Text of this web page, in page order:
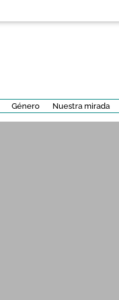
Género Nuestra mirada